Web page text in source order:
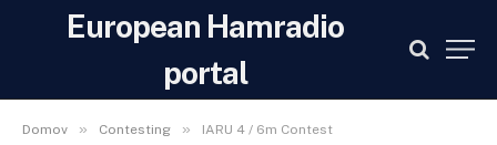
European Hamradio
portal
Domov » Contesting » IARU 4 / 6m Contest